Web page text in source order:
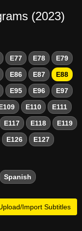
(2023)
E77 E78 E79
E86 E87 E88
E95 E96 E97
E110 E111
E117 E118 E119
E126 E127
Spanish
Import Subtitles